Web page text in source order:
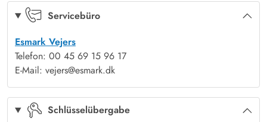
für euren nächsten Urlaub.
Ferienhaus in Blåbærvej 1 und erlebt die Schönheit und Ruhe
der dänischen Küste. Ob Entspannen in der Sauna, Spielen im
alles, was ihr für einen erholsamen und erlebnisreichen Urlaub
braucht.
Servicebüro
Esmark Vejers
Telefon: 00 45 69 15 96 17
E-Mail: vejers@esmark.dk
Schlüsselübergabe
Schaukeln